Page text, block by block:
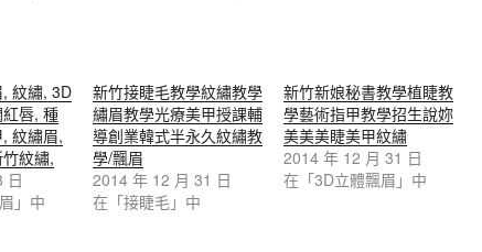
紋繡, 3D
唇, 種
紋繡眉,
紋繡,
日
」中
新竹接睫毛教學紋繡教學
繡眉教學光療美甲授課輔
導創業韓式半永久紋繡教
學/飄眉
2014 年 12 月 31 日
在「接睫毛」中
新竹新娘秘書教學植睫教
學藝術指甲教學招生說妳
美美美睫美甲紋繡
2014 年 12 月 31 日
在「3D立體飄眉」中